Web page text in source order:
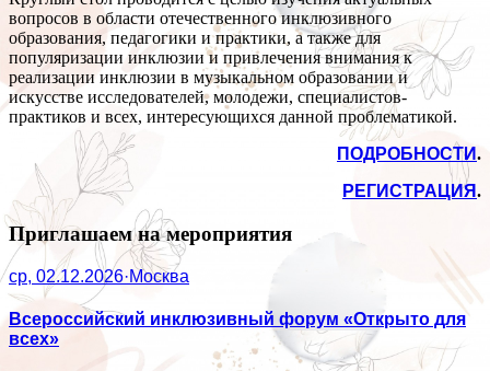
вопросов в области отечественного инклюзивного
образования, педагогики и практики, а также для
популяризации инклюзии и привлечения внимания к
реализации инклюзии в музыкальном образовании и
искусстве исследователей, молодежи, специалистов-
практиков и всех, интересующихся данной проблематикой.
ПОДРОБНОСТИ.
РЕГИСТРАЦИЯ.
Приглашаем на мероприятия
ср, 02.12.2026·Москва
Всероссийский инклюзивный форум «Открыто для
всех»